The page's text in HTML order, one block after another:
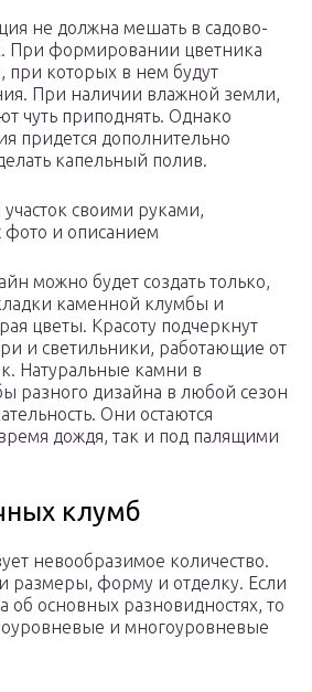
не должна мешать в садово-
При формировании цветника
при которых в нем будут
При наличии влажной земли,
чуть приподнять. Однако
придется дополнительно
капельный полив.
своими руками,
фото и описанием
можно будет создать только,
каменной клумбы и
цветы. Красоту подчеркнут
и светильники, работающие от
Натуральные камни в
разного дизайна в любой сезон
Они остаются
дождя, так и под палящими
клумб
невообразимое количество.
размеры, форму и отделку. Если
об основных разновидностях, то
и многоуровневые